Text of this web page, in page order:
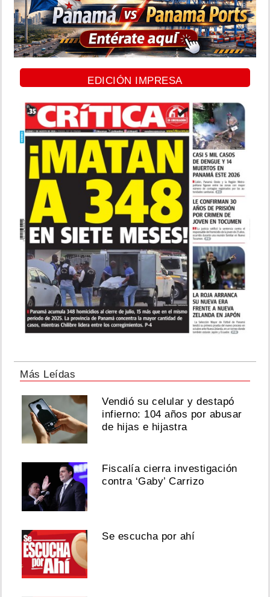
EDICIÓN IMPRESA
Más Leídas
Vendió su celular y destapó
infierno: 104 años por abusar
de hijas e hijastra
Fiscalía cierra investigación
contra ‘Gaby’ Carrizo
Se escucha por ahí